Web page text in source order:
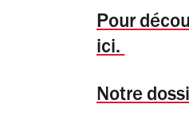
Pour
ici.
Notre